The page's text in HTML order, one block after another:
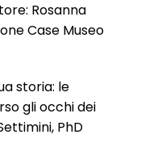
Rosanna
Case Museo
storia: le
gli occhi dei
PhD